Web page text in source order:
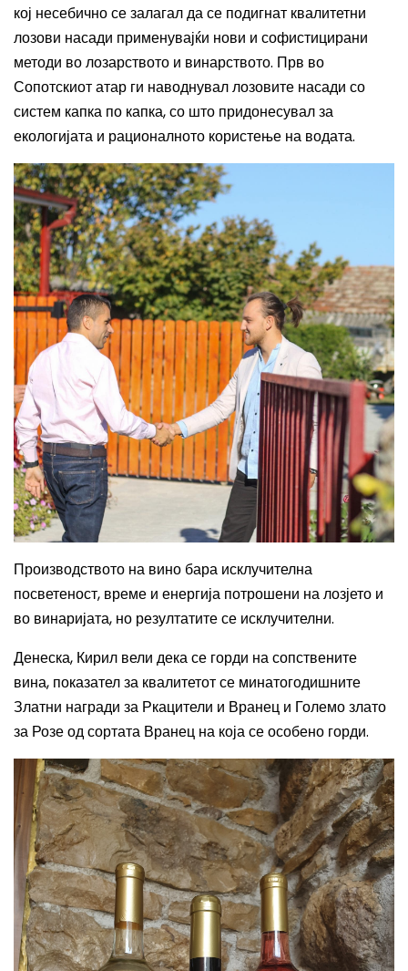
кој несебично се залагал да се подигнат квалитетни
лозови насади применувајќи нови и софистицирани
методи во лозарството и винарството. Прв во
Сопотскиот атар ги наводнувал лозовите насади со
систем капка по капка, со што придонесувал за
екологијата и рационалното користење на водата.
Производството на вино бара исклучителна
посветеност, време и енергија потрошени на лозјето и
во винаријата, но резултатите се исклучителни.
Денеска, Кирил вели дека се горди на сопствените
вина, показател за квалитетот се минатогодишните
Златни награди за Ркацители и Вранец и Големо злато
за Розе од сортата Вранец на којасе особено горди.